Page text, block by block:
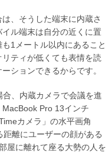
、そうした端末に内蔵さ
ル端末は自分の近くに置
1メートル以内にあること
ティが低くても表情を読
ションできるからです。
、内蔵カメラで会議を進
Pro 13インチ
カメラ」の水平画角
離にユーザーの顔がある
屋に離れて座る大勢の人を